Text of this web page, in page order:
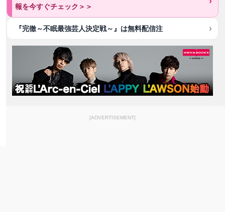
報を今すぐチェック＞＞
『完徹～不眠最強芸人決定戦～』は無料配信注
[ADVERTISEMENT]